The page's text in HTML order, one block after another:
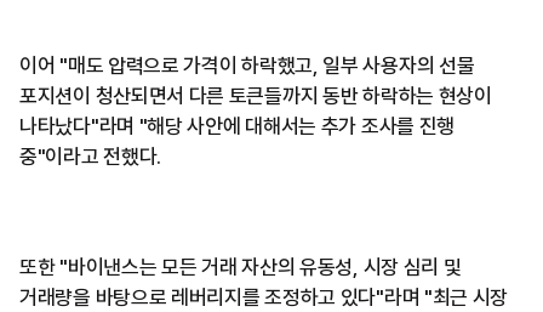
이어 "매도 압력으로 가격이 하락했고, 일부 사용자의 선물
포지션이 청산되면서 다른 토큰들까지 동반 하락하는 현상이
나타났다"라며 "해당 사안에 대해서는 추가 조사를 진행
중"이라고 전했다.
또한 "바이낸스는 모든 거래 자산의 유동성, 시장 심리 및
거래량을 바탕으로 레버리지를 조정하고 있다"라며 "최근 시장